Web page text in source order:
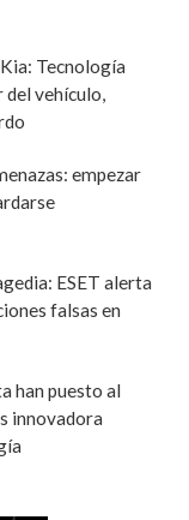
Tecnología
vehículo,
empezar
ESET alerta
falsas en
han puesto al
innovadora